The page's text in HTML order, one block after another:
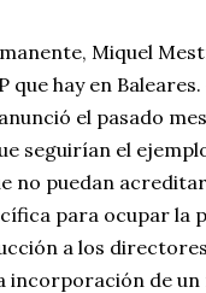
Miquel
que hay en
el pasado
seguirían el
no puedan
para ocupar la
a los
incorporación de